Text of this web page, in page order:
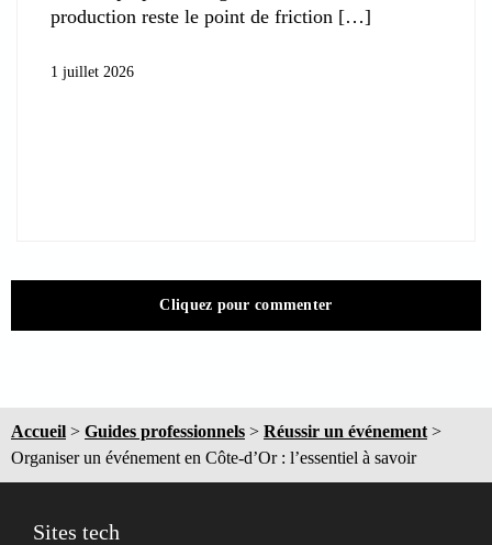
production reste le point de friction
1 juillet 2026
Cliquez pour commenter
Accueil > Guides professionnels > Réussir un événement >
Organiser un événement en Côte-d’Or : l’essentiel à savoir
Sites tech